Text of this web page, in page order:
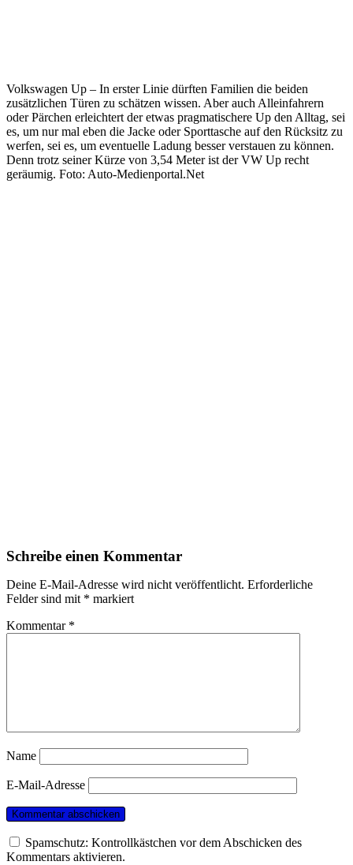
Volkswagen Up – In erster Linie dürften Familien die beiden
zusätzlichen Türen zu schätzen wissen. Aber auch Alleinfahrern
oder Pärchen erleichtert der etwas pragmatischere Up den Alltag, sei
es, um nur mal eben die Jacke oder Sporttasche auf den Rücksitz zu
werfen, sei es, um eventuelle Ladung besser verstauen zu können.
Denn trotz seiner Kürze von 3,54 Meter ist der VW Up recht
geräumig. Foto: Auto-Medienportal.Net
Schreibe einen Kommentar
Deine E-Mail-Adresse wird nicht veröffentlicht. Erforderliche
Felder sind mit * markiert
Kommentar *
Name
E-Mail-Adresse
Spamschutz: Kontrollkästchen vor dem Abschicken des
Kommentars aktivieren.